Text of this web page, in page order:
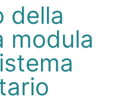
della
modula